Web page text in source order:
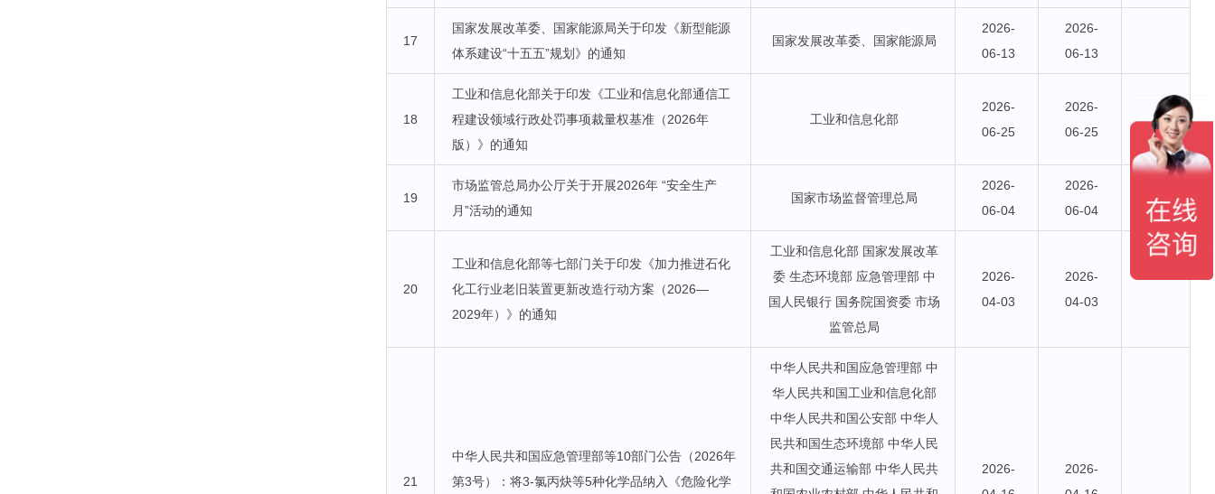
17
国家发展改革委、国家能源局关于印发《新型能源
体系建设“十五五”规划》的通知
国家发展改革委、国家能源局
2026-
06-13
2026-
06-13
18
工业和信息化部关于印发《工业和信息化部通信工
程建设领域行政处罚事项裁量权基准（2026年
版）》的通知
工业和信息化部
2026-
06-25
2026-
06-25
19
市场监管总局办公厅关于开展2026年 “安全生产
月”活动的通知
国家市场监督管理总局
2026-
06-04
2026-
06-04
20
工业和信息化部等七部门关于印发《加力推进石化
化工行业老旧装置更新改造行动方案（2026—
2029年）》的通知
工业和信息化部 国家发展改革
委 生态环境部 应急管理部 中
国人民银行 国务院国资委 市场
监管总局
2026-
04-03
2026-
04-03
21
中华人民共和国应急管理部等10部门公告（2026年
第3号）：将3-氯丙炔等5种化学品纳入《危险化学
中华人民共和国应急管理部 中
华人民共和国工业和信息化部
中华人民共和国公安部 中华人
民共和国生态环境部 中华人民
共和国交通运输部 中华人民共
2026-
2026-